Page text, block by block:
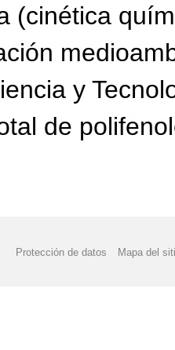
(cinética
y
de
Protección de datos Mapa del